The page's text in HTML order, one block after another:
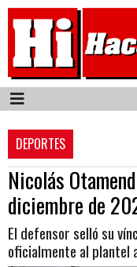
DEPORTES
Nicolás
diciembre de
El defensor selló su
oficialmente al plantel